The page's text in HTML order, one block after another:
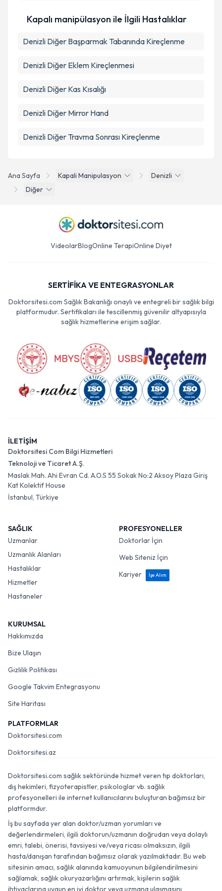
Ana Sayfa Kapali Manipulasyon
Denizli
Diğer
Kapalı manipülasyon ile İlgili Hastalıklar
Denizli Diğer Başparmak Tabanında Kireçlenme
Denizli Diğer Eklem Kireçlenmesi
Denizli Diğer Kas Kısalığı
Denizli Diğer Mirror Hand
Denizli Diğer Travma Sonrası Kireçlenme
VideolarBlogOnline TerapiOnline Diyet
SERTİFİKA VE ENTEGRASYONLAR
Doktorsitesi.com Sağlık Bakanlığı onaylı ve entegreli bir sağlık bilgi
platformudur. Sertifikaları ile tescillenmiş güvenilir altyapısıyla
sağlık hizmetlerine erişim sağlar.
İLETİŞİM
Doktorsitesi Com Bilgi Hizmetleri
Teknoloji ve Ticaret A.Ş.
Maslak Mah. Ahi Evran Cd. A.O.S 55 Sokak No:2 Aksoy Plaza Giriş
Kat Kolektif House
İstanbul, Türkiye
SAĞLIK
Uzmanlar
Uzmanlık Alanları
Hastalıklar
Hizmetler
Hastaneler
PROFESYONELLER
Doktorlar İçin
Web Siteniz İçin
Kariyer
İşe Alım
KURUMSAL
Hakkımızda
Bize Ulaşın
Gizlilik Politikası
Google Takvim Entegrasyonu
Site Haritası
PLATFORMLAR
Doktorsitesi.com
Doktorsitesi.az
Doktorsitesi.com sağlık sektöründe hizmet veren tıp doktorları,
diş hekimleri, fizyoterapistler, psikologlar vb. sağlık
profesyonelleri ile internet kullanıcılarını buluşturan bağımsız bir
platformdur.
İş bu sayfada yer alan doktor/uzman yorumları ve
değerlendirmeleri, ilgili doktorun/uzmanın doğrudan veya dolaylı
emri, talebi, önerisi, tavsiyesi ve/veya ricası olmaksızın, ilgili
hasta/danışan tarafından bağımsız olarak yazılmaktadır. Bu web
sitesinin amacı, sağlık alanında kamuoyunun bilgilendirilmesini
sağlamak, sağlık okuryazarlığını artırmak, kişilerin sağlık
ihtiyaçlarına uygun en iyi doktor veya uzmana ulaşmasını